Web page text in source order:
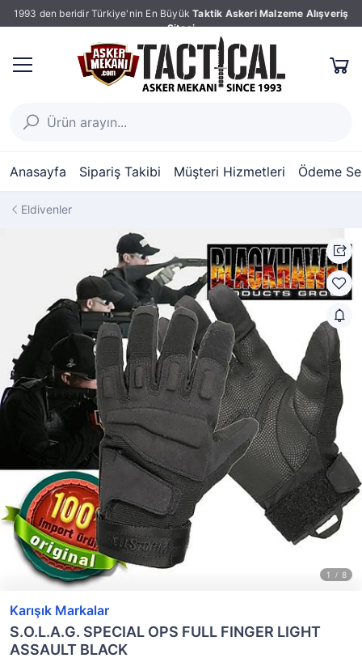
1993 den beridir Türkiye'nin En Büyük Taktik Askeri Malzeme Alışveriş
Sitesi
Anasayfa Sipariş Takibi Müşteri Hizmetleri Ödeme
Eldivenler
Karışık Markalar
S.O.L.A.G. SPECIAL OPS FULL FINGER LIGHT
ASSAULT BLACK